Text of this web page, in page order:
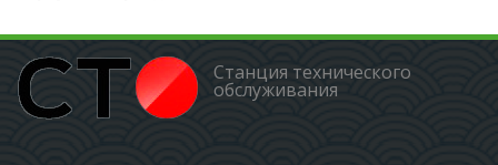
Станция технического
обслуживания